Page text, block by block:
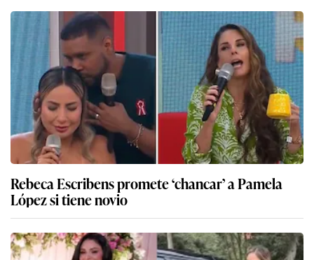
Rebeca Escribens promete ‘chancar’ a Pamela
López si tiene novio